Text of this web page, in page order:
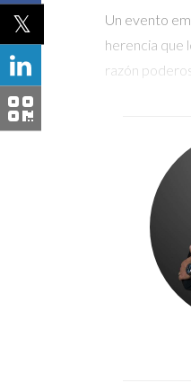
Un evento
herencia que
razón
El sur de
está
Estudio
Fort
demanda
un 50% en